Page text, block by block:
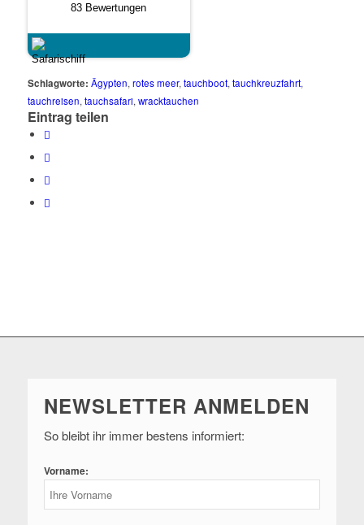
83 Bewertungen
Schlagworte: Ägypten, rotes meer, tauchboot, tauchkreuzfahrt,
tauchreisen, tauchsafari, wracktauchen
Eintrag teilen
NEWSLETTER ANMELDEN
So bleibt ihr immer bestens informiert:
Vorname: